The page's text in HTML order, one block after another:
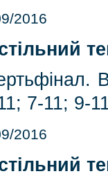
2016
7-11; 9-
2016